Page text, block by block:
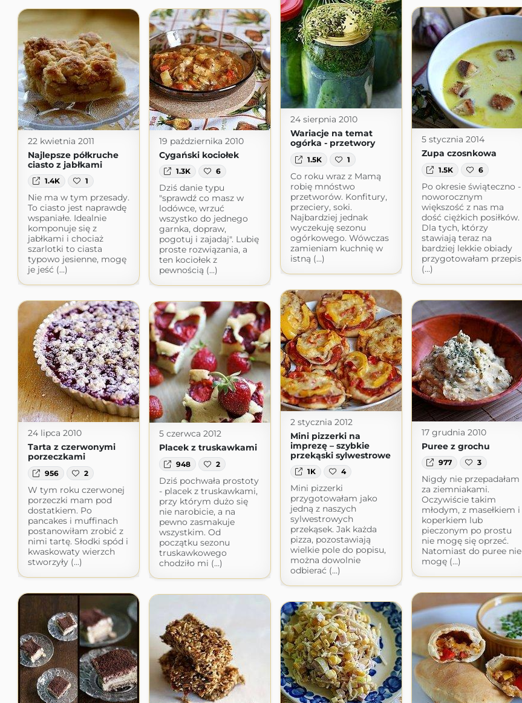
24 sierpnia 2010
Wariacje na temat
ogórka - przetwory
1.5K 1
Co roku wraz z Mamą
robię mnóstwo
przetworów. Konfitury,
przeciery, soki.
Najbardziej jednak
wyczekuję sezonu
ogórkowego. Wówczas
zamieniam kuchnię w
istną (...)
5 stycznia 2014
Zupa czosnkowa
1.5K 6
Po okresie świąteczno -
noworocznym
większość z nas ma
dość ciężkich posiłków.
Dla tych, którzy
stawiają teraz na
bardziej lekkie obiady
przygotowałam przepis
(...)
22 kwietnia 2011
Najlepsze półkruche
ciasto z jabłkami
1.4K 1
Nie ma w tym przesady.
To ciasto jest naprawdę
wspaniałe. Idealnie
komponuje się z
jabłkami i chociaż
szarlotki to ciasta
typowo jesienne, mogę
je jeść (...)
19 października 2010
Cygański kociołek
1.3K 6
Dziś danie typu
"sprawdź co masz w
lodówce, wrzuć
wszystko do jednego
garnka, dopraw,
pogotuj i zajadaj". Lubię
proste rozwiązania, a
ten kociołek z
pewnością (...)
2 stycznia 2012
Mini pizzerki na
imprezę – szybkie
przekąski sylwestrowe
1K 4
Mini pizzerki
przygotowałam jako
jedną z naszych
sylwestrowych
przekąsek. Jak każda
pizza, pozostawiają
wielkie pole do popisu,
można dowolnie
odbierać (...)
17 grudnia 2010
Puree z grochu
977 3
Nigdy nie przepadałam
za ziemniakami.
Oczywiście takim
młodym, z masełkiem i
koperkiem lub
pieczonym po prostu
nie mogę się oprzeć.
Natomiast do puree nie
mogę (...)
24 lipca 2010
Tarta z czerwonymi
porzeczkami
956 2
W tym roku czerwonej
porzeczki mam pod
dostatkiem. Po
pancakes i muffinach
postanowiłam zrobić z
nimi tartę. Słodki spód i
kwaskowaty wierzch
stworzyły (...)
5 czerwca 2012
Placek z truskawkami
948 2
Dziś pochwała prostoty
- placek z truskawkami,
przy którym dużo się
nie narobicie, a na
pewno zasmakuje
wszystkim. Od
początku sezonu
truskawkowego
chodziło mi (...)